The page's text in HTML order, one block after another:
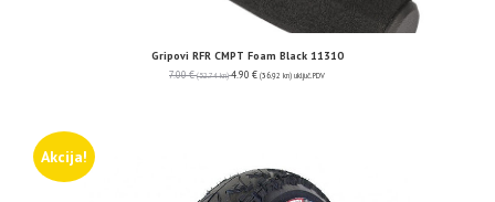
Gripovi RFR CMPT Foam Black 11310
7.00€ (52.74 kn) 4.90 € (36.92 kn) uključ. PDV
Akcija!